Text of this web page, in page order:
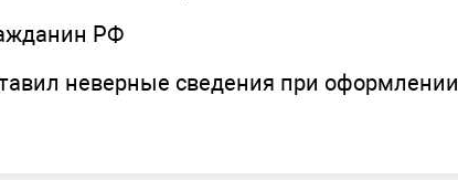
РФ
неверные сведения при оформлении